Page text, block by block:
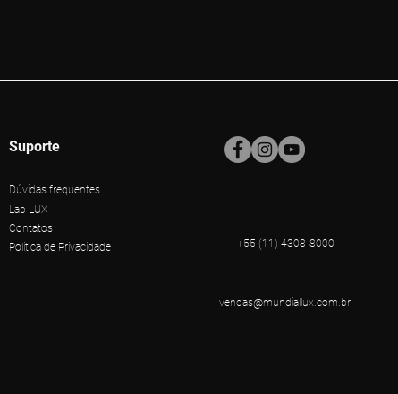
Suporte
Dúvidas frequentes
Lab LUX
Contatos
Politica de Privacidade
+55 (11) 4308-8000
vendas@mundiallux.com.br